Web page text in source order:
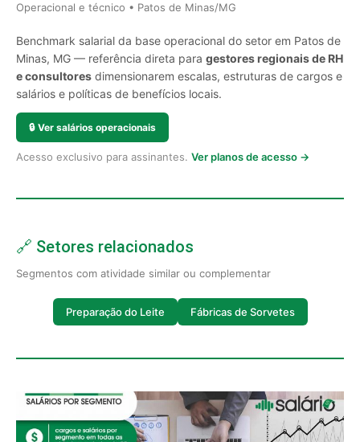
Operacional e técnico • Patos de Minas/MG
Benchmark salarial da base operacional do setor em Patos de
Minas, MG — referência direta para gestores regionais de RH
e consultores dimensionarem escalas, estruturas de cargos e
salários e políticas de benefícios locais.
🔒 Ver salários operacionais
Acesso exclusivo para assinantes. Ver planos de acesso →
🔗 Setores relacionados
Segmentos com atividade similar ou complementar
Preparação do Leite Fábricas de Sorvetes